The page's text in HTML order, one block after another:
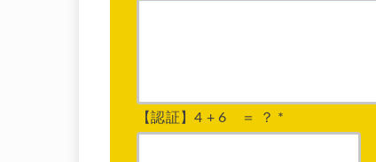
【認証】4 + 6 ＝ ？ *